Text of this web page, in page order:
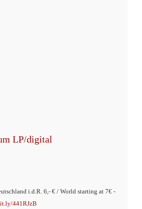
LP/digital
i.d.R. 6,- € / World starting at 7€ -
441RJzB